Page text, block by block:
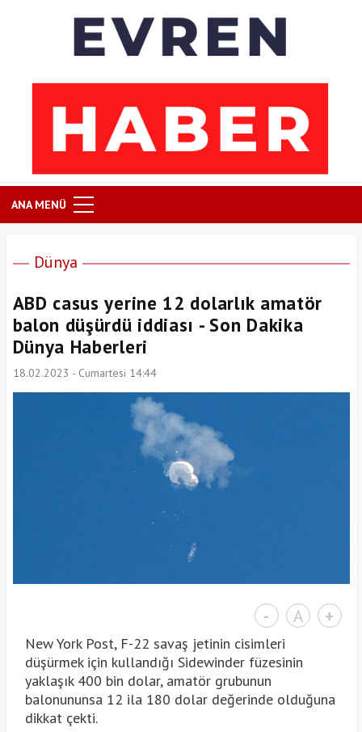
ANA MENÜ
Dünya
ABD casus yerine 12 dolarlık amatör
balon düşürdü iddiası - Son Dakika
Dünya Haberleri
18.02.2023 - Cumartesi 14:44
- A +
New York Post, F-22 savaş jetinin cisimleri
düşürmek için kullandığı Sidewinder füzesinin
yaklaşık 400 bin dolar, amatör grubunun
balonununsa 12 ila 180 dolar değerinde olduğuna
dikkat çekti.